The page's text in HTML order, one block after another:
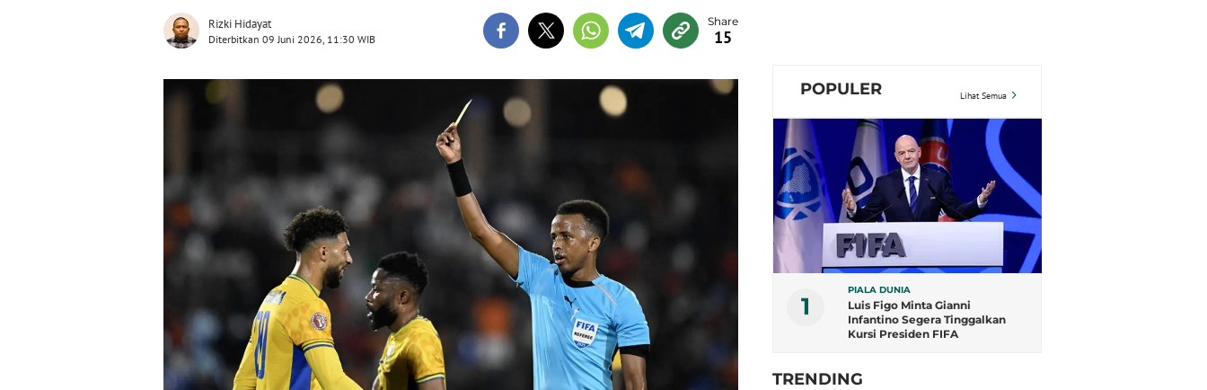
Rizki Hidayat
Diterbitkan 09 Juni 2026, 11:30 WIB 15
POPULER Lihat Semua
1
PIALA DUNIA
Luis Figo Minta Gianni
Infantino Segera Tinggalkan
Kursi Presiden FIFA
TRENDING